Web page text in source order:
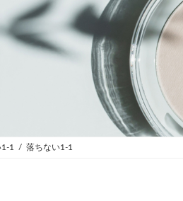
1 落ちない1-1